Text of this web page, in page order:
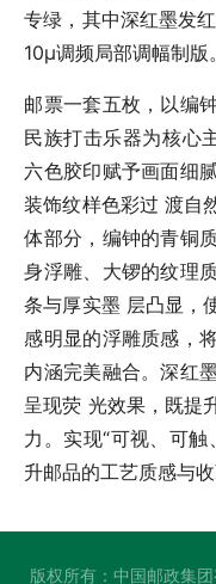
专绿，其中深红墨发
10μ调频局部调幅制版。
邮票一套五枚，以编
民族打击乐器为核心
六色胶印赋予画面细
装饰纹样色彩过 渡自
体部分，编钟的青铜
身浮雕、大锣的纹理
条与厚实墨 层凸显，
感明显的浮雕质感，
内涵完美融合。深红
呈现荧 光效果，既提
力。实现“可视、可
升邮品的工艺质感与收
版权所有：中国邮政集